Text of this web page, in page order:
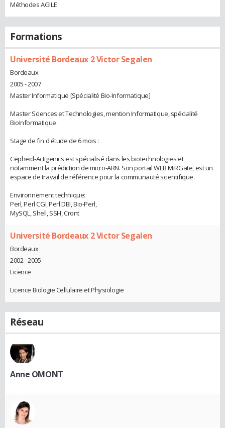
Méthodes AGILE
Formations
Université Bordeaux 2 Victor Segalen
Bordeaux
2005 - 2007
Master Informatique [Spécialité Bio-Informatique]
Master Sciences et Technologies, mention Informatique, spécialité
BioInformatique.
Stage de fin d'étude de 6 mois :
Cepheid-Actigenics est spécialisé dans les biotechnologies et
notamment la prédiction de micro-ARN. Son portail WEB MiRGate, est un
espace de travail de référence pour la communauté scientifique.
Environnement technique:
Perl, Perl CGI, Perl DBI, Bio-Perl,
MySQL, Shell, SSH, Cront
Université Bordeaux 2 Victor Segalen
Bordeaux
2002 - 2005
Licence
Licence Biologie Cellulaire et Physiologie
Réseau
Anne OMONT